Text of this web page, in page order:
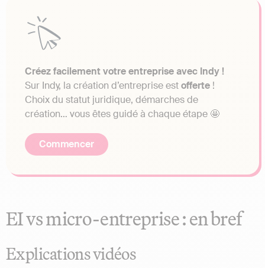
Créez facilement votre entreprise avec Indy !
Sur Indy, la création d’entreprise estofferte !
Choix du statut juridique, démarches de
création… vous êtes guidé à chaque étape 🤩
Commencer
EI vs micro-entreprise : en bref
Explications vidéos